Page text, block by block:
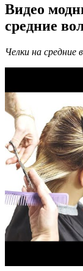
Видео
средние
Челки на